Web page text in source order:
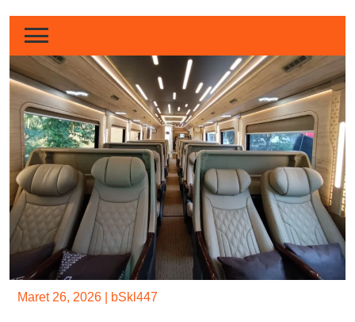
Maret 26, 2026 bSkl447